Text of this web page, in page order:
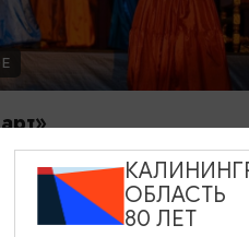
18:00, 7.08 и 22.08 в
Шаакен, пос. Некрасово, ул.
ОБЛАСТЬ
80 ЛЕТ